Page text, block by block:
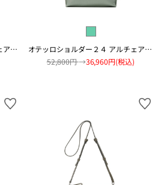
オテッロショルダー２４ アルチェアコピアート
オテッロショルダー２４ アルチェアコピアート
52,800円→36,960円(税込)